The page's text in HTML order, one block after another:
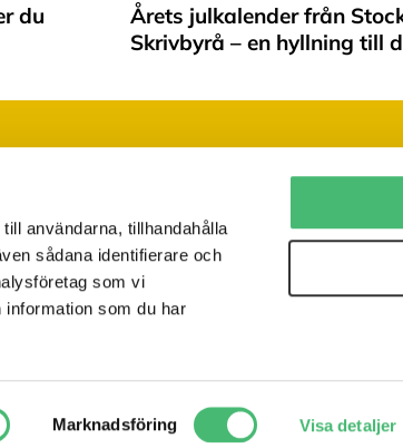
användarna, tillhandahålla
sådana identifierare och
som vi
som du har
Marknadsföring Visa detaljer
du
Årets julkalender från
Skrivbyrå – en hyllning till
Följ oss på sociala
Vill du ha vårt
reserverade